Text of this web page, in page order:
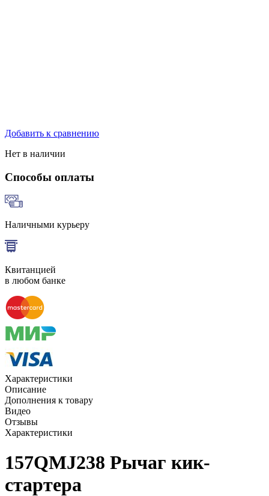
Добавить к сравнению
Нет в наличии
Способы оплаты
Наличными курьеру
Квитанцией
в любом банке
Характеристики
Описание
Дополнения к товару
Видео
Отзывы
Характеристики
157QMJ238 Рычаг кик-
стартера